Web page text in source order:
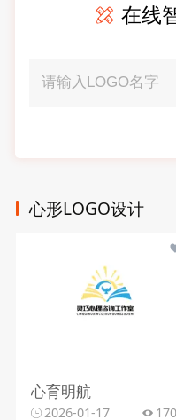
在线
心形LOGO设计
心育明航
2026-01-17 170